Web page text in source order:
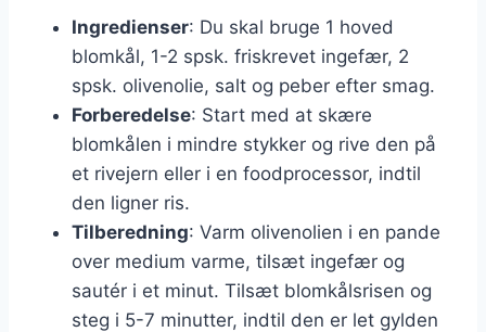
Ingredienser: Du skal bruge 1 hoved
blomkål, 1-2 spsk. friskrevet ingefær, 2
spsk. olivenolie, salt og peber efter smag.
Forberedelse: Start med at skære
blomkålen i mindre stykker og rive den på
et rivejern eller i en foodprocessor, indtil
den ligner ris.
Tilberedning: Varm olivenolien i en pande
over medium varme, tilsæt ingefær og
sautér i et minut. Tilsæt blomkålsrisen og
steg i 5-7 minutter, indtil den er let gylden